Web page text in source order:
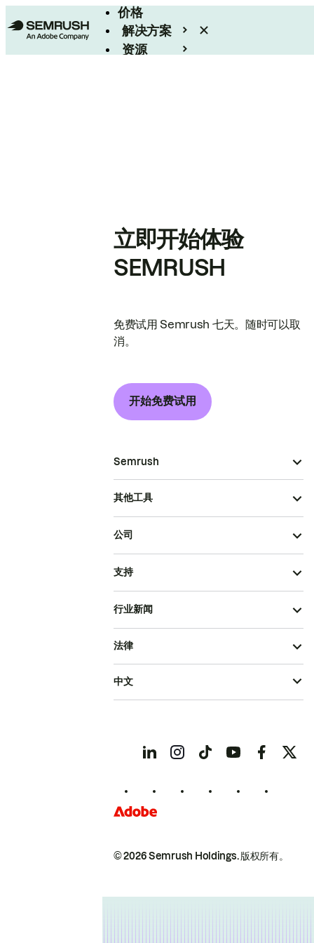
价格
解决方案
资源
立即开始体验
SEMRUSH
免费试用 Semrush 七天。随时可以取
消。
开始免费试用
Semrush
其他工具
公司
支持
行业新闻
© 2026 Semrush Holdings.版权所有。
法律
中文